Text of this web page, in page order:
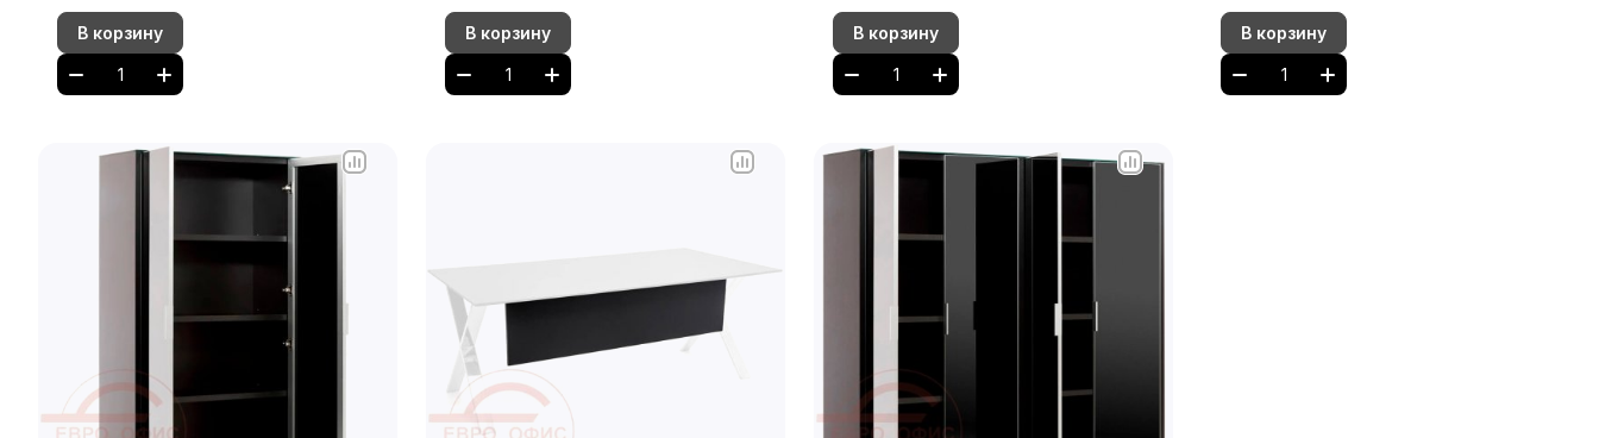
В корзину В корзину В корзину В корзину